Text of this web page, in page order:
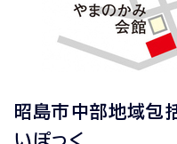
昭島市中部地域包
いぽっく